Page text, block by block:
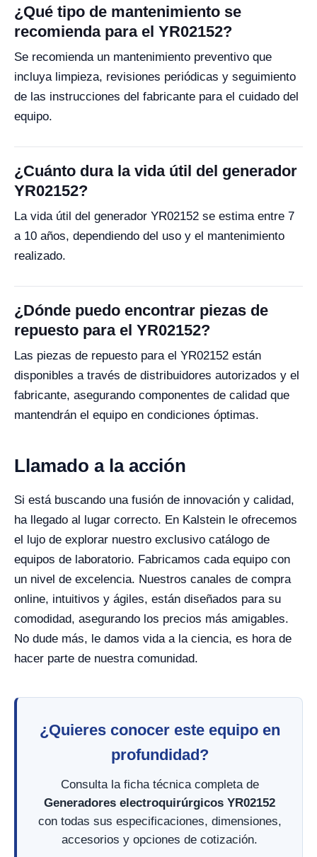
¿Qué tipo de mantenimiento se
recomienda para el YR02152?
Se recomienda un mantenimiento preventivo que
incluya limpieza, revisiones periódicas y seguimiento
de las instrucciones del fabricante para el cuidado del
equipo.
¿Cuánto dura la vida útil del generador
YR02152?
La vida útil del generador YR02152 se estima entre 7
a 10 años, dependiendo del uso y el mantenimiento
realizado.
¿Dónde puedo encontrar piezas de
repuesto para el YR02152?
Las piezas de repuesto para el YR02152 están
disponibles a través de distribuidores autorizados y el
fabricante, asegurando componentes de calidad que
mantendrán el equipo en condiciones óptimas.
Llamado a la acción
Si está buscando una fusión de innovación y calidad,
ha llegado al lugar correcto. En Kalstein le ofrecemos
el lujo de explorar nuestro exclusivo catálogo de
equipos de laboratorio. Fabricamos cada equipo con
un nivel de excelencia. Nuestros canales de compra
online, intuitivos y ágiles, están diseñados para su
comodidad, asegurando los precios más amigables.
No dude más, le damos vida a la ciencia, es hora de
hacer parte de nuestra comunidad.
¿Quieres conocer este equipo en
profundidad?
Consulta la ficha técnica completa de
Generadores electroquirúrgicos YR02152
con todas sus especificaciones, dimensiones,
accesorios y opciones de cotización.